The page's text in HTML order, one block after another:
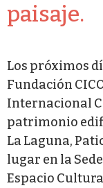
paisaje.
Los próximos
Fundación
Internacional
patrimonio
La Laguna,
lugar en la
Espacio